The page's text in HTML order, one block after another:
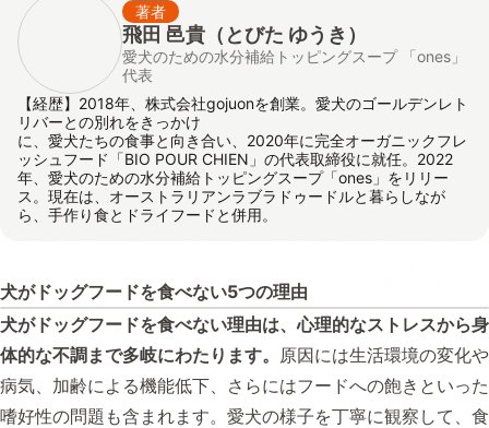
著者
飛田 邑貴 （とびた ゆうき）
愛犬のための水分補給トッピングスープ 「ones」
代表
【経歴】2018年、株式会社gojuonを創業。愛犬のゴールデンレト
リバーとの別れをきっかけ
に、愛犬たちの食事と向き合い、2020年に完全オーガニックフレ
ッシュフード「BIO POUR CHIEN」の代表取締役に就任。2022
年、愛犬のための水分補給トッピングスープ「ones」をリリー
ス。現在は、オーストラリアンラブラドゥードルと暮らしなが
ら、手作り食とドライフードと併用。
犬がドッグフードを食べない5つの理由
犬がドッグフードを食べない理由は、心理的なストレスから身
体的な不調まで多岐にわたります。 原因には生活環境の変化や
病気、加齢による機能低下、さらにはフードへの飽きといった
嗜好性の問題も含まれます。愛犬の様子を丁寧に観察して、食